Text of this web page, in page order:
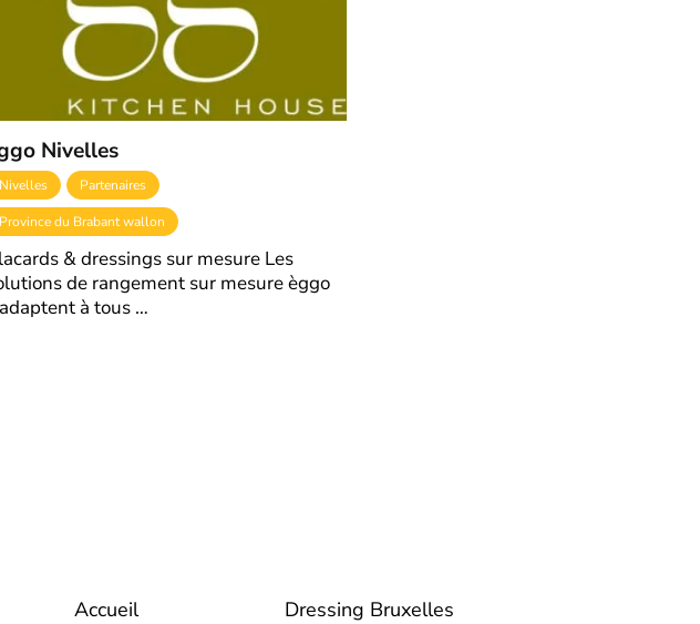
Nivelles
Nivelles Partenaires
Province du Brabant wallon
& dressings sur mesure Les
de rangement sur mesure èggo
à tous …
Accueil
Dressing Bruxelles